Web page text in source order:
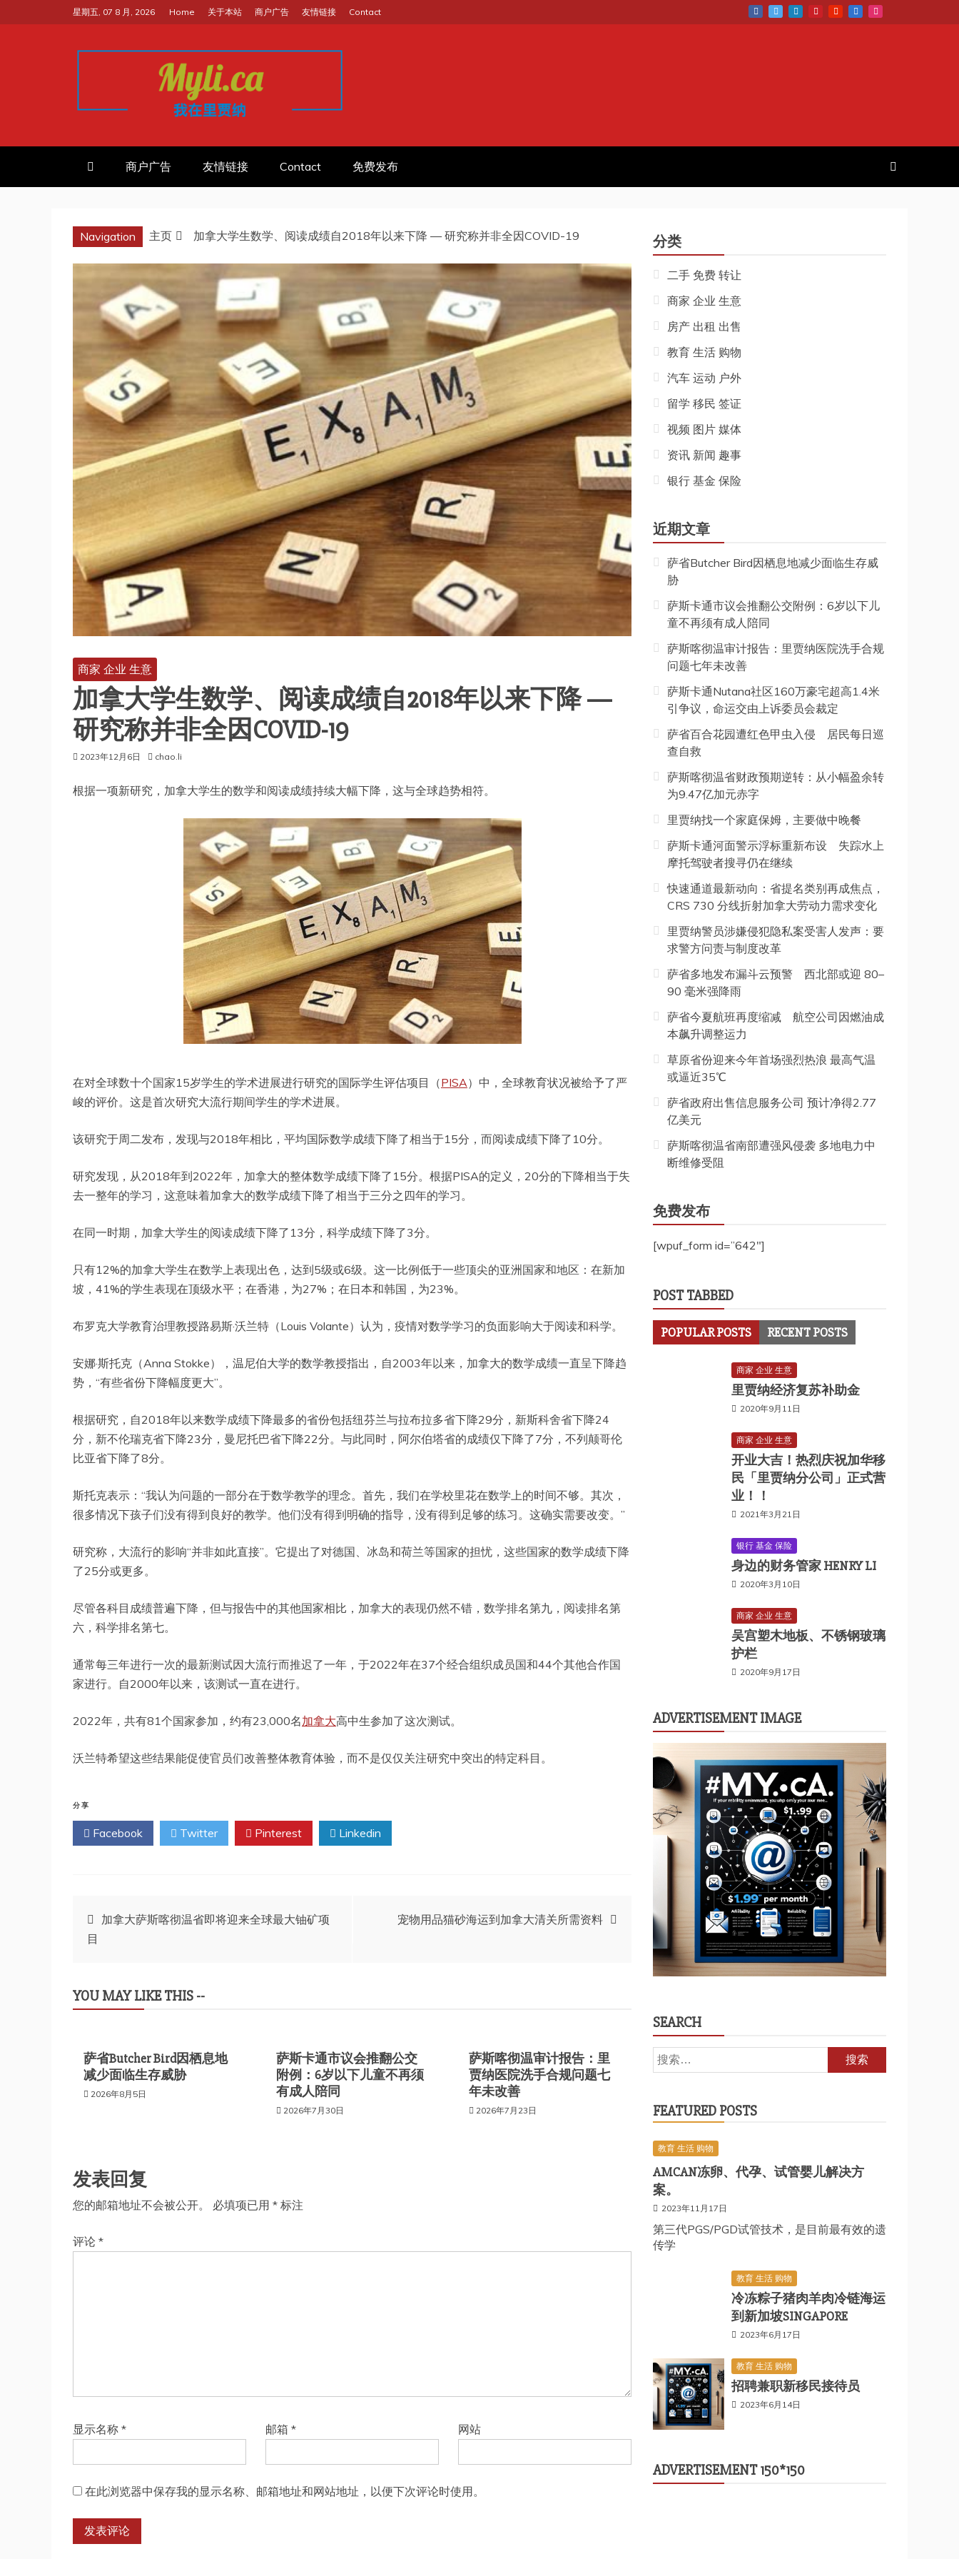
至
星期五, 07 8 月, 2026 Home 关于本站 商户广告 友情链接 Contact
我的里贾纳REGINA
商户广告 友情链接 Contact 免费发布
Navigation 主页 加拿大学生数学、阅读成绩自2018年以来下降 — 研究称并非全因COVID-19
商家 企业 生意
加拿大学生数学、阅读成绩自2018年以来下降 —
研究称并非全因COVID-19
2023年12月6日 chao.li
根据一项新研究，加拿大学生的数学和阅读成绩持续大幅下降，这与全球趋势相符。
在对全球数十个国家15岁学生的学术进展进行研究的国际学生评估项目（PISA）中，全球教育状况被给予了严
峻的评价。这是首次研究大流行期间学生的学术进展。
该研究于周二发布，发现与2018年相比，平均国际数学成绩下降了相当于15分，而阅读成绩下降了10分。
研究发现，从2018年到2022年，加拿大的整体数学成绩下降了15分。根据PISA的定义，20分的下降相当于失
去一整年的学习，这意味着加拿大的数学成绩下降了相当于三分之四年的学习。
在同一时期，加拿大学生的阅读成绩下降了13分，科学成绩下降了3分。
只有12%的加拿大学生在数学上表现出色，达到5级或6级。这一比例低于一些顶尖的亚洲国家和地区：在新加
坡，41%的学生表现在顶级水平；在香港，为27%；在日本和韩国，为23%。
布罗克大学教育治理教授路易斯·沃兰特（Louis Volante）认为，疫情对数学学习的负面影响大于阅读和科学。
安娜·斯托克（Anna Stokke），温尼伯大学的数学教授指出，自2003年以来，加拿大的数学成绩一直呈下降趋
势，“有些省份下降幅度更大”。
根据研究，自2018年以来数学成绩下降最多的省份包括纽芬兰与拉布拉多省下降29分，新斯科舍省下降24
分，新不伦瑞克省下降23分，曼尼托巴省下降22分。与此同时，阿尔伯塔省的成绩仅下降了7分，不列颠哥伦
比亚省下降了8分。
斯托克表示：“我认为问题的一部分在于数学教学的理念。首先，我们在学校里花在数学上的时间不够。其次，
很多情况下孩子们没有得到良好的教学。他们没有得到明确的指导，没有得到足够的练习。这确实需要改变。”
研究称，大流行的影响“并非如此直接”。它提出了对德国、冰岛和荷兰等国家的担忧，这些国家的数学成绩下降
了25分或更多。
尽管各科目成绩普遍下降，但与报告中的其他国家相比，加拿大的表现仍然不错，数学排名第九，阅读排名第
六，科学排名第七。
通常每三年进行一次的最新测试因大流行而推迟了一年，于2022年在37个经合组织成员国和44个其他合作国
家进行。自2000年以来，该测试一直在进行。
2022年，共有81个国家参加，约有23,000名加拿大高中生参加了这次测试。
沃兰特希望这些结果能促使官员们改善整体教育体验，而不是仅仅关注研究中突出的特定科目。
分享
Facebook Twitter Pinterest Linkedin
文
章
导
加拿大萨斯喀彻温省即将迎来全球最大铀矿项
目
宠物用品猫砂海运到加拿大清关所需资料
YOU MAY LIKE THIS --
萨省Butcher Bird因栖息地
减少面临生存威胁
2026年8月5日
萨斯卡通市议会推翻公交
附例：6岁以下儿童不再须
有成人陪同
2026年7月30日
萨斯喀彻温审计报告：里
贾纳医院洗手合规问题七
年未改善
2026年7月23日
发表回复
您的邮箱地址不会被公开。 必填项已用 * 标注
评论 *
显示名称 * 邮箱* 网站
在此浏览器中保存我的显示名称、邮箱地址和网站地址，以便下次评论时使用。
分类
二手 免费 转让
商家 企业 生意
房产 出租 出售
教育 生活 购物
汽车 运动 户外
留学 移民 签证
视频 图片 媒体
资讯 新闻 趣事
银行 基金 保险
近期文章
萨省Butcher Bird因栖息地减少面临生存威
胁
萨斯卡通市议会推翻公交附例：6岁以下儿
童不再须有成人陪同
萨斯喀彻温审计报告：里贾纳医院洗手合规
问题七年未改善
萨斯卡通Nutana社区160万豪宅超高1.4米
引争议，命运交由上诉委员会裁定
萨省百合花园遭红色甲虫入侵 居民每日巡
查自救
萨斯喀彻温省财政预期逆转：从小幅盈余转
为9.47亿加元赤字
里贾纳找一个家庭保姆，主要做中晚餐
萨斯卡通河面警示浮标重新布设 失踪水上
摩托驾驶者搜寻仍在继续
快速通道最新动向：省提名类别再成焦点，
CRS 730 分线折射加拿大劳动力需求变化
里贾纳警员涉嫌侵犯隐私案受害人发声：要
求警方问责与制度改革
萨省多地发布漏斗云预警 西北部或迎 80–
90 毫米强降雨
萨省今夏航班再度缩减 航空公司因燃油成
本飙升调整运力
草原省份迎来今年首场强烈热浪 最高气温
或逼近35℃
萨省政府出售信息服务公司 预计净得2.77
亿美元
萨斯喀彻温省南部遭强风侵袭 多地电力中
断维修受阻
免费发布
[wpuf_form id=”642″]
POST TABBED
POPULAR POSTS RECENT POSTS
商家 企业 生意
里贾纳经济复苏补助金
2020年9月11日
商家 企业 生意
开业大吉！热烈庆祝加华移
民「里贾纳分公司」正式营
业！！
2021年3月21日
银行 基金 保险
身边的财务管家 HENRY LI
2020年3月10日
商家 企业 生意
吴宫塑木地板、不锈钢玻璃
护栏
2020年9月17日
ADVERTISEMENT IMAGE
SEARCH
搜
索：
FEATURED POSTS
教育 生活 购物
AMCAN冻卵、代孕、试管婴儿解决方
案。
2023年11月17日
第三代PGS/PGD试管技术，是目前最有效的遗
传学
教育 生活 购物
冷冻粽子猪肉羊肉冷链海运
到新加坡SINGAPORE
2023年6月17日
教育 生活 购物
招聘兼职新移民接待员
2023年6月14日
ADVERTISEMENT 150*150